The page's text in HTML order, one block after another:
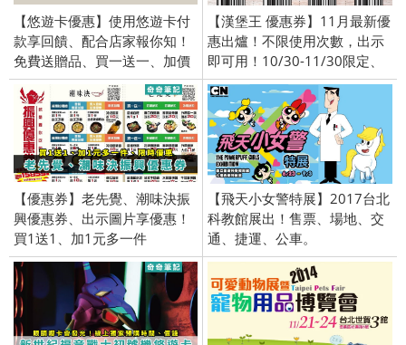
【悠遊卡優惠】使用悠遊卡付
款享回饋、配合店家報你知！
免費送贈品、買一送一、加價
購
【漢堡王 優惠券】11月最新優
惠出爐！不限使用次數，出示
即可用！10/30-11/30限定、
五折、PTT
【優惠券】老先覺、潮味決振
興優惠券、出示圖片享優惠！
買1送1、加1元多一件
【飛天小女警特展】2017台北
科教館展出！售票、場地、交
通、捷運、公車。